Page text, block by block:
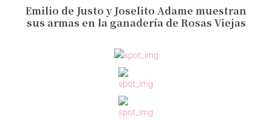
Emilio de Justo y Joselito Adame muestran
sus armas en la ganadería de Rosas Viejas